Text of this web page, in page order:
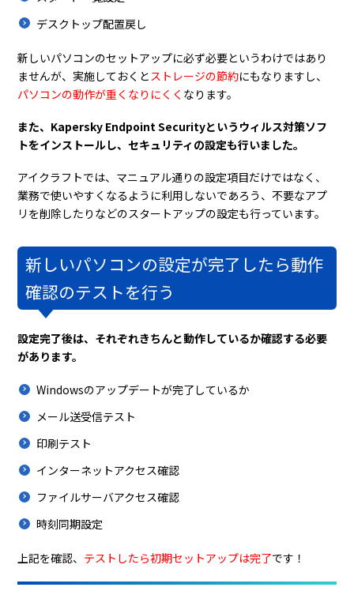
デスクトップ配置戻し
新しいパソコンのセットアップに必ず必要というわけではあり
ませんが、実施しておくと ストレージの節約にもなりますし、
パソコンの動作が重くなりにくく なります。
また、Kapersky Endpoint Securityというウィルス対策ソフ
トをインストールし、セキュリティの設定も行いました。
アイクラフトでは、マニュアル通りの設定項目だけではなく、
業務で使いやすくなるように利用しないであろう、不要なアプ
リを削除したりなどのスタートアップの設定も行っています。
新しいパソコンの設定が完了したら動作
確認のテストを行う
設定完了後は、それぞれきちんと動作しているか確認する必要
があります。
Windowsのアップデートが完了しているか
メール送受信テスト
印刷テスト
インターネットアクセス確認
ファイルサーバアクセス確認
時刻同期設定
上記を確認、 テストしたら初期セットアップは完了です！